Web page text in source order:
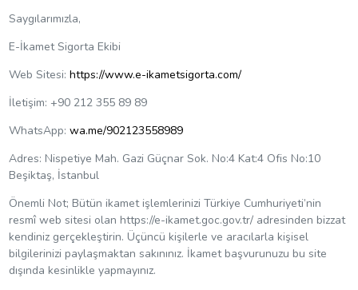
Saygılarımızla,
E-İkamet Sigorta Ekibi
Web Sitesi: https://www.e-ikametsigorta.com/
İletişim: +90 212 355 89 89
WhatsApp: wa.me/902123558989
Adres: Nispetiye Mah. Gazi Güçnar Sok. No:4 Kat:4 Ofis No:10
Beşiktaş, İstanbul
Önemli Not; Bütün ikamet işlemlerinizi Türkiye Cumhuriyeti’nin
resmî web sitesi olan https://e-ikamet.goc.gov.tr/ adresinden bizzat
kendiniz gerçekleştirin. Üçüncü kişilerle ve aracılarla kişisel
bilgilerinizi paylaşmaktan sakınınız. İkamet başvurunuzu bu site
dışında kesinlikle yapmayınız.